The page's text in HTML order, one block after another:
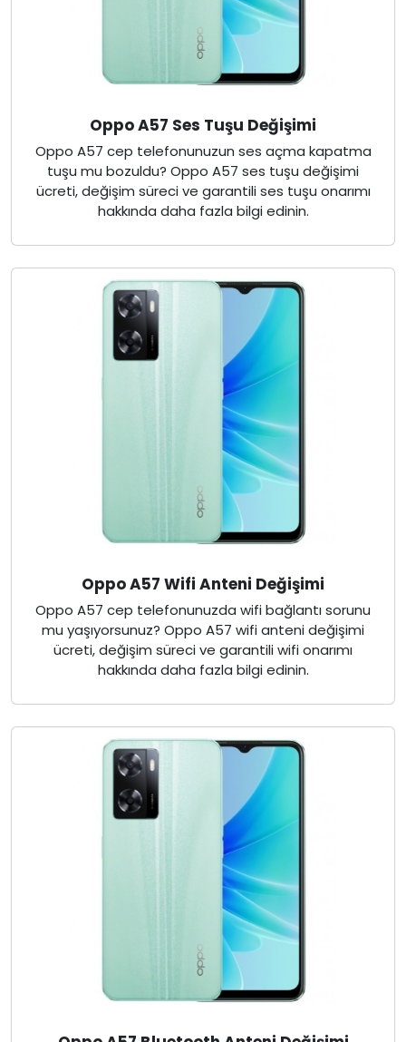
Oppo A57 Ses Tuşu Değişimi
Oppo A57 cep telefonunuzun ses açma kapatma
tuşu mu bozuldu? Oppo A57 ses tuşu değişimi
ücreti, değişim süreci ve garantili ses tuşu onarımı
hakkında daha fazla bilgi edinin.
Oppo A57 Wifi Anteni Değişimi
Oppo A57 cep telefonunuzda wifi bağlantı sorunu
mu yaşıyorsunuz? Oppo A57 wifi anteni değişimi
ücreti, değişim süreci ve garantili wifi onarımı
hakkında daha fazla bilgi edinin.